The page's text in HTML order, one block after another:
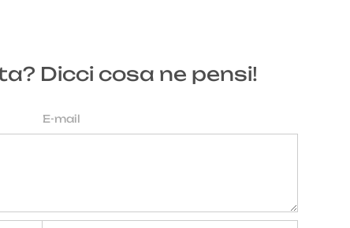
Dicci cosa ne pensi!